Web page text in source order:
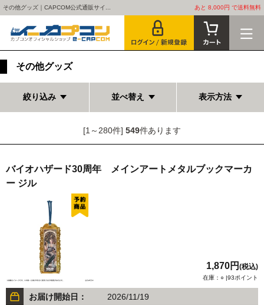
その他グッズ｜CAPCOM公式通販サイ... あと 8,000円 で送料無料
その他グッズ
絞り込み 並べ替え 表示方法
[1～280件] 549件あります
バイオハザード30周年 メインアートメタルブックマーカ
ー ジル
1,870円 (税込)
在庫：○ |93ポイント
お届け開始日： 2026/11/19